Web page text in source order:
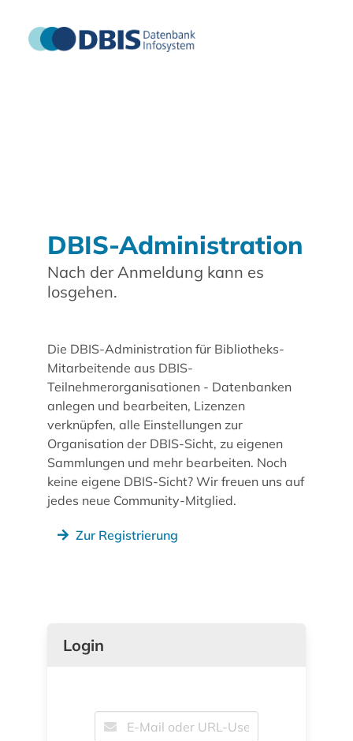
DBIS-Administration
Nach der Anmeldung kann es
losgehen.
Die DBIS-Administration für Bibliotheks-
Mitarbeitende aus DBIS-
Teilnehmerorganisationen - Datenbanken
anlegen und bearbeiten, Lizenzen
verknüpfen, alle Einstellungen zur
Organisation der DBIS-Sicht, zu eigenen
Sammlungen und mehr bearbeiten. Noch
keine eigene DBIS-Sicht? Wir freuen uns auf
jedes neue Community-Mitglied.
Zur Registrierung
Login